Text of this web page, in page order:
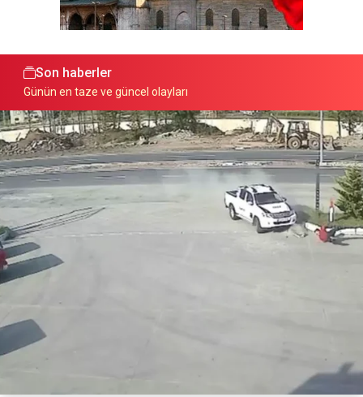
Son haberler
Günün en taze ve güncel olayları